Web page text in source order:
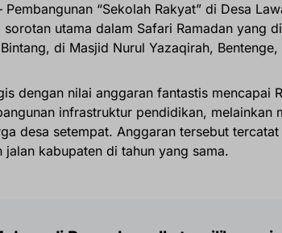
Pembangunan “Sekolah Rakyat” di Desa
sorotan utama dalam Safari Ramadan yang
di Masjid Nurul Yazaqirah,
dengan nilai anggaran fantastis mencapai
infrastruktur pendidikan, melainkan
desa setempat. Anggaran tersebut
jalan kabupaten di tahun yang sama.